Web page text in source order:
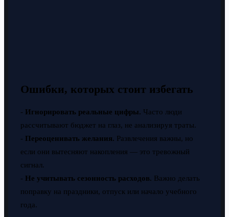
Ошибки, которых стоит избегать
- Игнорировать реальные цифры. Часто люди
рассчитывают бюджет на глаз, не анализируя траты.
- Переоценивать желания. Развлечения важны, но
если они вытесняют накопления — это тревожный
сигнал.
- Не учитывать сезонность расходов. Важно делать
поправку на праздники, отпуск или начало учебного
года.